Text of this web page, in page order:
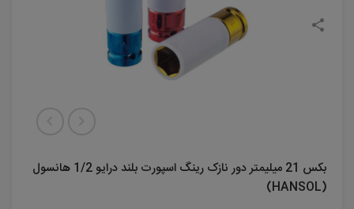
بکس 21 میلیمتر دور نازک رینگ اسپورت بلند درایو 1/2 هانسول
(HANSOL)